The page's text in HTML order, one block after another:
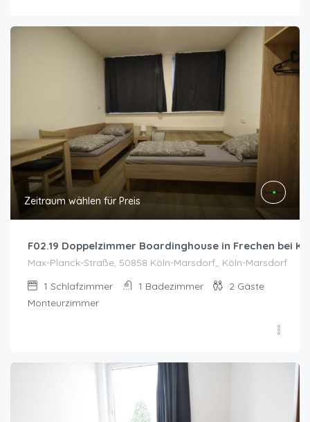
Zeitraum wählen für Preis
F02.19 Doppelzimmer Boardinghouse in Frechen bei
Max-Planck-Straße, 50858 Köln-Marsdorf,, Köln-Marsdorf
1 Schlafzimmer 1 Badezimmer 2 Gäste
Monteurzimmer